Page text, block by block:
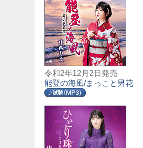
令和2年12月2日発売
能登の海風/まっこと男花